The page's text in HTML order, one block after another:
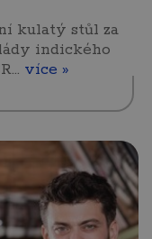
kulatý stůl za
indického
více »